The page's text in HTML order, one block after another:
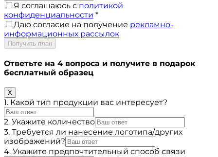
Я соглашаюсь с политикой
конфиденциальности *
Даю согласие на получение рекламно-
информационных рассылок
Получить план
Ответьте на 4 вопроса и получите в подарок
бесплатный образец
X
1. Какой тип продукции вас интересует?
2. Укажите количество
3. Требуется ли нанесение логотипа/других
изображений?
4. Укажите предпочтительный способ связи